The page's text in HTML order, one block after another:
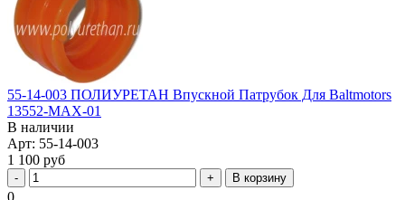
55-14-003 ПОЛИУРЕТАН Впускной Патрубок Для Baltmotors
13552-MAX-01
В наличии
Арт: 55-14-003
1 100 руб
В корзину
0